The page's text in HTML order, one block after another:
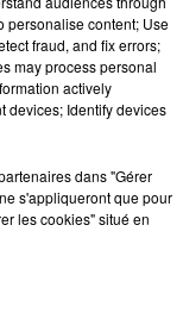
par
personalise content; Use
fraud, and fix errors;
may process personal
actively
devices; Identify devices
dans "Gérer
s'appliqueront que pour
les cookies" situé en